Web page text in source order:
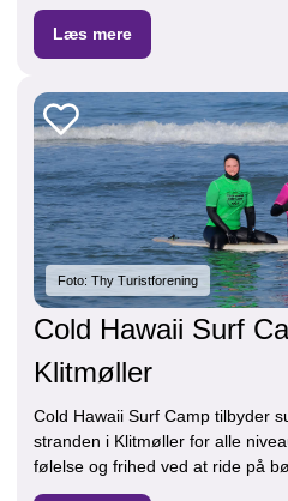
Læs mere
Foto: Thy Turistforening
Cold Hawaii Surf
Klitmøller
Cold Hawaii Surf Camp tilbyder
stranden i Klitmøller for alle
følelse og frihed ved at ride på